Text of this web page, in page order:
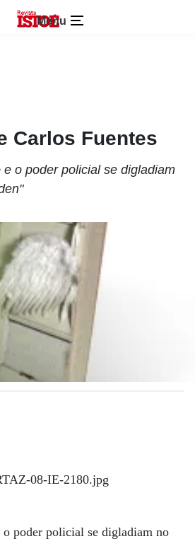
Menu
Carlos Fuentes
o poder policial se digladiam
poder policial se digladiam no